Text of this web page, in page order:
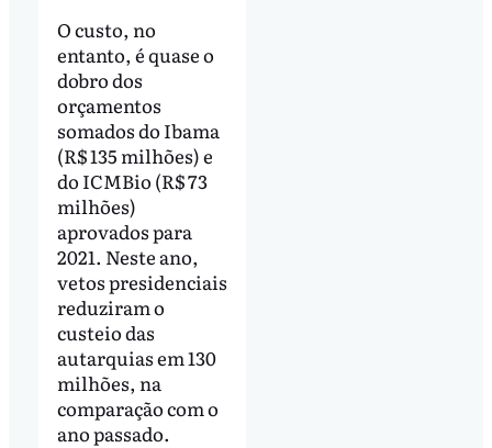
O custo, no
entanto, é quase o
dobro dos
orçamentos
somados do Ibama
(R$ 135 milhões) e
do ICMBio (R$ 73
milhões)
aprovados para
2021. Neste ano,
vetos presidenciais
reduziram o
custeio das
autarquias em 130
milhões, na
comparação com o
ano passado.